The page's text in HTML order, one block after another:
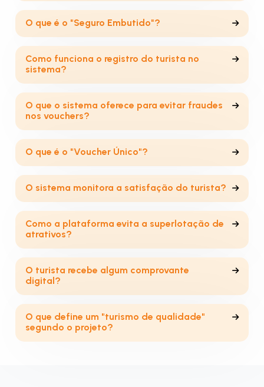
O que é o "Seguro Embutido"?
Como funciona o registro do turista no
sistema?
O que o sistema oferece para evitar fraudes
nos vouchers?
O que é o "Voucher Único"?
O sistema monitora a satisfação do turista?
Como a plataforma evita a superlotação de
atrativos?
O turista recebe algum comprovante
digital?
O que define um "turismo de qualidade"
segundo o projeto?